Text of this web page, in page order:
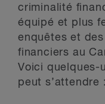
criminalité
équipé et plus
enquêtes et
financiers au
Voici quelques-
peut s’attendre :